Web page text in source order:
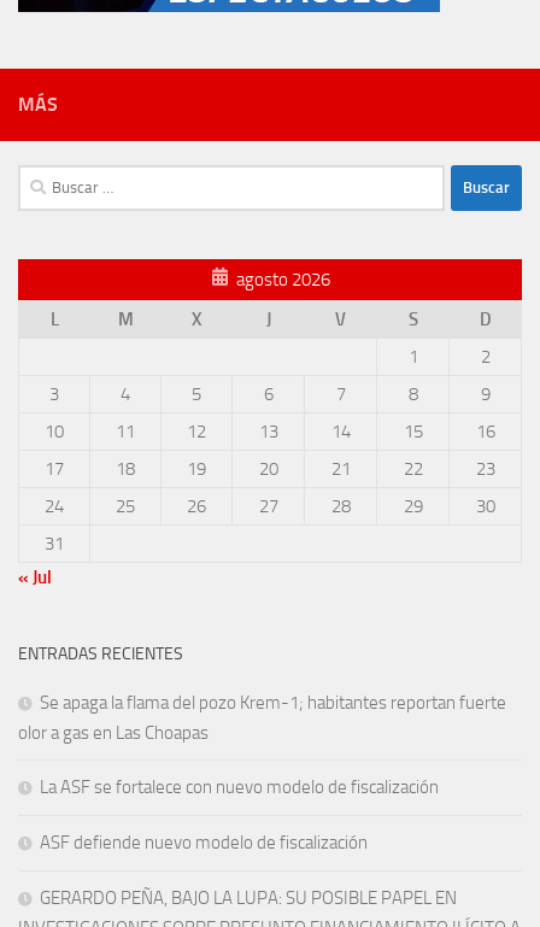
MÁS
Buscar:
agosto 2026
L
M X J V S
D
1
2
3
4 5 6 7 8
9
10
11 12 13 14 15
16
17
18 19 20 21 22
23
24
25 26 27 28 29
30
31
« Jul
ENTRADAS RECIENTES
Se apaga la flama del pozo Krem-1; habitantes reportan fuerte
olor a gas en Las Choapas
La ASF se fortalece con nuevo modelo de fiscalización
ASF defiende nuevo modelo de fiscalización
GERARDO PEÑA, BAJO LA LUPA: SU POSIBLE PAPEL EN